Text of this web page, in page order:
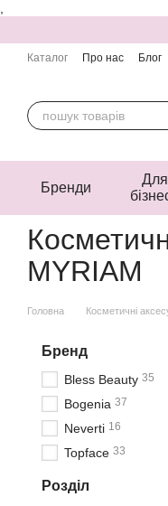
Каталог Про нас Блог
Бренди
Для
MYRIAM
Головна Косметичні
Бренд
Bless Beauty 35
Bogenia 37
Neverti 16
Topface 33
Розділ